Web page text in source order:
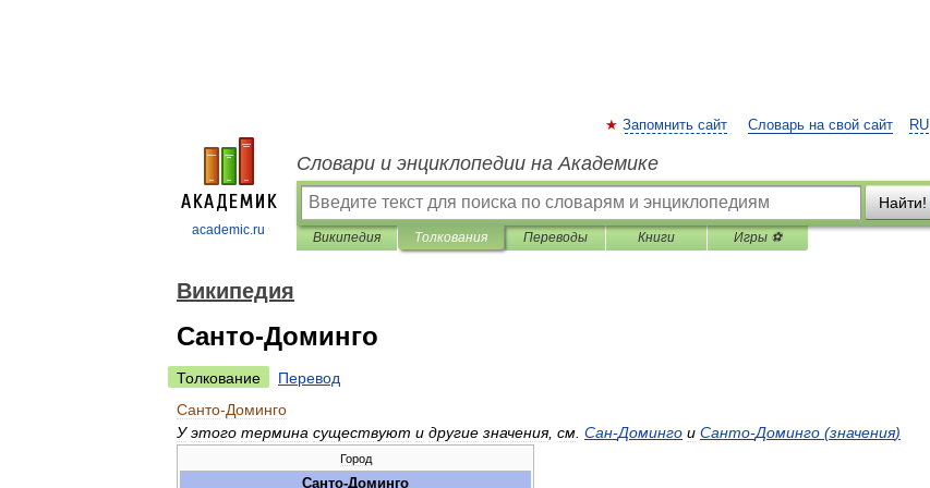
academic.ru
RU
Запомнить сайт Словарь на свой сайт
Словари и энциклопедии на Академике
Найти!
Википедия Толкования Переводы Книги Игры ⚽
Википедия
Санто-Доминго
Толкование
Перевод
Санто-Доминго
У этого термина существуют и другие значения, см Сан-Доминго и Санто-Доминго (значения)
Город
Санто-Доминго